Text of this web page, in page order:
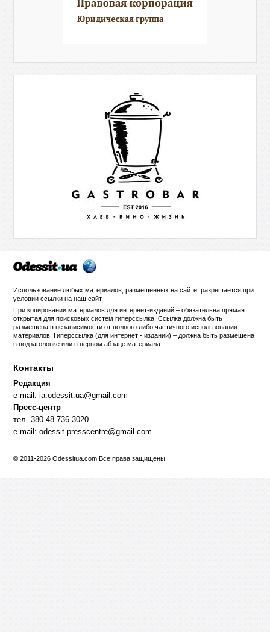
Использование любых материалов, размещённых на сайте, разрешается при
условии ссылки нанаш сайт.
При копировании материалов для интернет-изданий – обязательна прямая
открытая для поисковых систем гиперссылка. Ссылка должна быть
размещена в независимости от полного либо частичного использования
материалов. Гиперссылка (для интернет - изданий) – должна быть размещена
в подзаголовке или в первом абзаце материала.
Контакты
Редакция
e-mail:ia.odessit.ua@gmail.com
Пресс-центр
тел. 380 48 736 3020
e-mail:odessit.presscentre@gmail.com
© 2011-2026 Odessitua.com Все права защищены.